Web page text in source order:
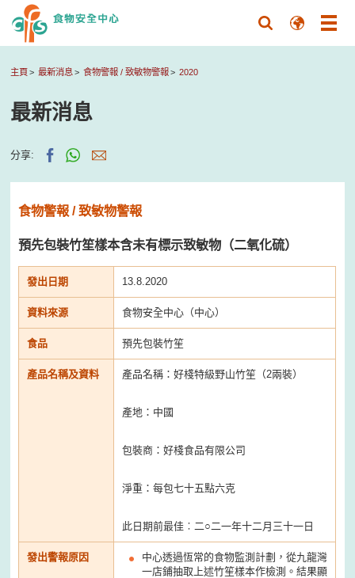
主頁 最新消息 食物警報 / 致敏物警報 2020
最新消息
分享:
食物警報 / 致敏物警報
預先包裝竹笙樣本含未有標示致敏物（二氧化硫）
發出日期 13.8.2020
資料來源 食物安全中心（中心）
食品 預先包裝竹笙
產品名稱及資料 產品名稱：好棧特級野山竹笙（2兩裝）
產地：中國
包裝商：好棧食品有限公司
淨重：每包七十五點六克
此日期前最佳︰二○二一年十二月三十一日
發出警報原因
中心透過恆常的食物監測計劃，從九龍灣
一店鋪抽取上述竹笙樣本作檢測。結果顯